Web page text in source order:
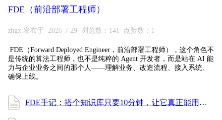
FDE（前沿部署工程师）
zhgx 发布于 2026-7-29 浏览数：141 点赞数：1
FDE（Forward Deployed Engineer，前沿部署工程师），这个角色不
是传统的算法工程师，也不是纯粹的 Agent 开发者，而是站在 AI 能
力与企业业务之间的那个人——理解业务、改造流程、接入系统、
确保上线。
FDE手记：搭个知识库只要10分钟，让它真正能用却花了一周